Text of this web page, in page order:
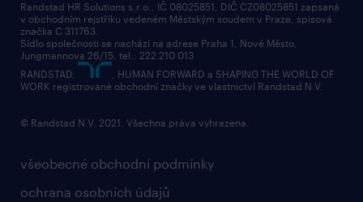
všeobecné obchodní podmínky
ochrana osobních údajů
Randstad HR Solutions s.r.o., IČ 08025851, DIČ CZ08025851 zapsaná
v obchodním rejstříku vedeném Městským soudem v Praze, spisová
značka C 311763.
Sídlo společnosti se nachází na adrese Praha 1, Nové Město,
Jungmannova 26/15, tel.: 222 210 013
RANDSTAD,
, HUMAN FORWARD a SHAPING THE WORLD OF
WORK registrované obchodní značky ve vlastnictví Randstad N.V.
© Randstad N.V. 2021. Všechna práva vyhrazena.